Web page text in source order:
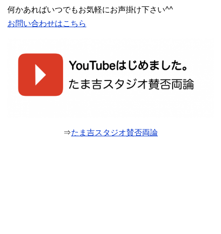
何かあればいつでもお気軽にお声掛け下さい^^
お問い合わせはこちら
⇒たま吉スタジオ賛否両論